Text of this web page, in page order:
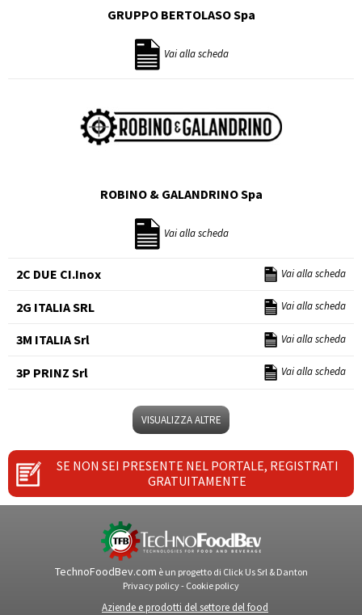
GRUPPO BERTOLASO Spa
Vai alla scheda
ROBINO & GALANDRINO Spa
Vai alla scheda
2C DUE CI.Inox Vai alla scheda
2G ITALIA SRL Vai alla scheda
3M ITALIA Srl Vai alla scheda
3P PRINZ Srl Vai alla scheda
VISUALIZZA ALTRE
SE NON SEI PRESENTE NEL PORTALE, REGISTRATI
GRATUITAMENTE
TechnoFoodBev.com è un progetto di Click Us Srl & Danton
Privacy policy- Cookie policy
Aziende e prodotti del settore del food